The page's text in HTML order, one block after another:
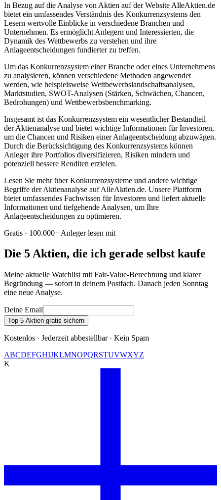
In Bezug auf die Analyse von Aktien auf der Website AlleAktien.de
bietet ein umfassendes Verständnis des Konkurrenzsystems den
Lesern wertvolle Einblicke in verschiedene Branchen und
Unternehmen. Es ermöglicht Anlegern und Interessierten, die
Dynamik des Wettbewerbs zu verstehen und ihre
Anlageentscheidungen fundierter zu treffen.
Um das Konkurrenzsystem einer Branche oder eines Unternehmens
zu analysieren, können verschiedene Methoden angewendet
werden, wie beispielsweise Wettbewerbslandschaftsanalysen,
Marktstudien, SWOT-Analysen (Stärken, Schwächen, Chancen,
Bedrohungen) und Wettbewerbsbenchmarking.
Insgesamt ist das Konkurrenzsystem ein wesentlicher Bestandteil
der Aktienanalyse und bietet wichtige Informationen für Investoren,
um die Chancen und Risiken einer Anlageentscheidung abzuwägen.
Durch die Berücksichtigung des Konkurrenzsystems können
Anleger ihre Portfolios diversifizieren, Risiken mindern und
potenziell bessere Renditen erzielen.
Lesen Sie mehr über Konkurrenzsysteme und andere wichtige
Begriffe der Aktienanalyse auf AlleAktien.de. Unsere Plattform
bietet umfassendes Fachwissen für Investoren und liefert aktuelle
Informationen und tiefgehende Analysen, um Ihre
Anlageentscheidungen zu optimieren.
Gratis · 100.000+ Anleger lesen mit
Die 5 Aktien, die ich gerade selbst kaufe
Meine aktuelle Watchlist mit Fair-Value-Berechnung und klarer
Begründung — sofort in deinem Postfach. Danach jeden Sonntag
eine neue Analyse.
Deine Email
Top 5 Aktien gratis sichern
Kostenlos · Jederzeit abbestellbar · Kein Spam
ABCDEFGHIJKLMNOPQRSTUVWXYZ
K